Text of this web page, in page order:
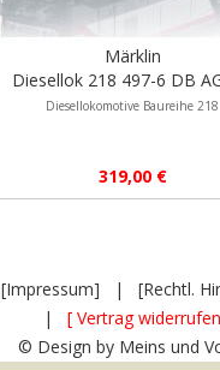
Märklin
Diesellok 218 497-6 DB
Diesellokomotive Baureihe 218
319,00 €
[Impressum] | [Rechtl.
| [ Vertrag
© Design by Meins und